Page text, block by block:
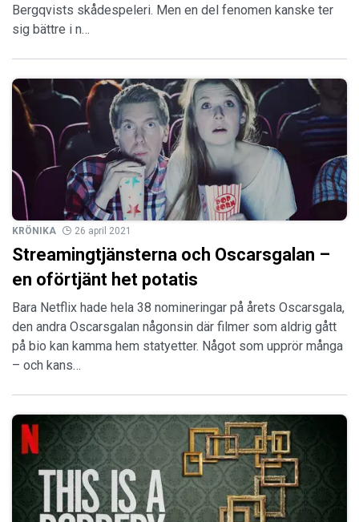
Bergqvists skådespeleri. Men en del fenomen kanske ter
sig bättre i n…
KRÖNIKA 26 april 2021
Streamingtjänsterna och Oscarsgalan –
en oförtjänt het potatis
Bara Netflix hade hela 38 nomineringar på årets Oscarsgala,
den andra Oscarsgalan någonsin där filmer som aldrig gått
på bio kan kamma hem statyetter. Något som upprör många
– och kans…